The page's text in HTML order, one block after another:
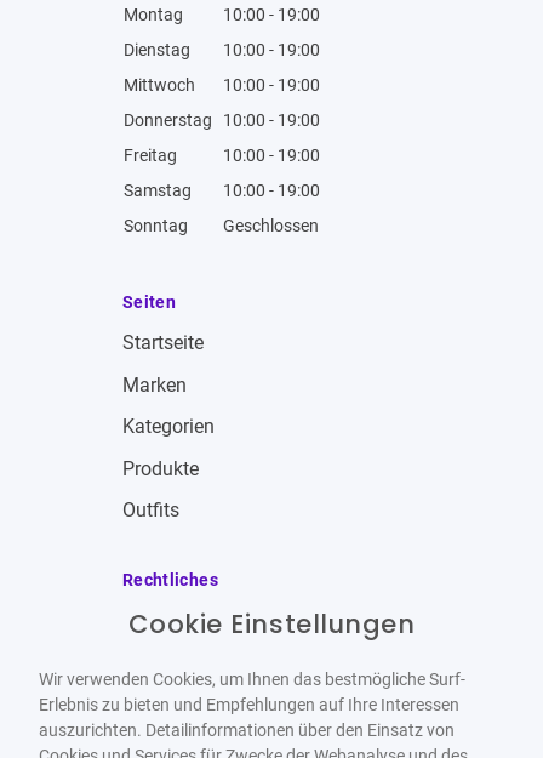
Montag
10:00 - 19:00
Dienstag
10:00 - 19:00
Mittwoch
10:00 - 19:00
Donnerstag
10:00 - 19:00
Freitag
10:00 - 19:00
Samstag
10:00 - 19:00
Sonntag
Geschlossen
Seiten
Startseite
Marken
Kategorien
Produkte
Outfits
Rechtliches
Impressum
Datenschutzbestimmungen
Widerrufsbelehrung
Cookie Einstellungen
Wir verwenden Cookies, um Ihnen das bestmögliche Surf-
Erlebnis zu bieten und Empfehlungen auf Ihre Interessen
auszurichten. Detailinformationen über den Einsatz von